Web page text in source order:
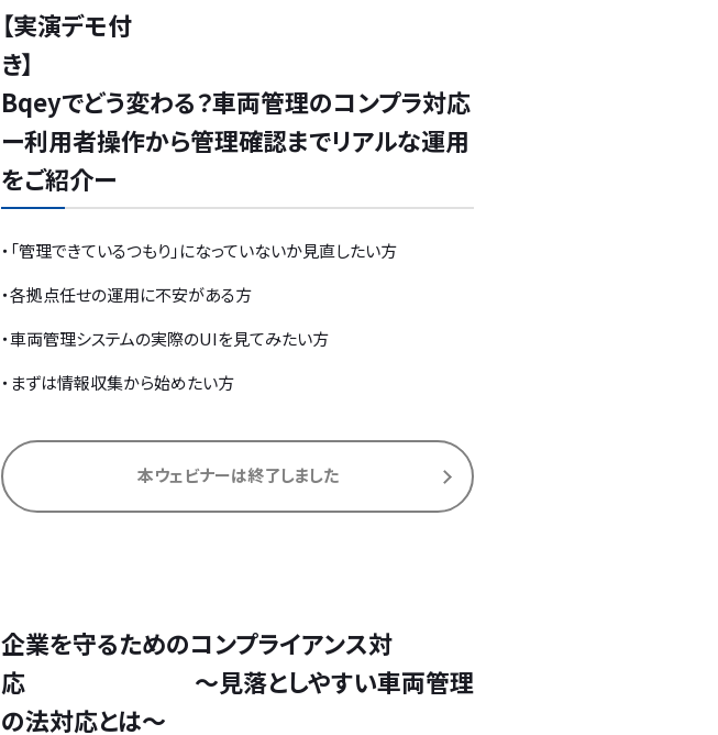
【実演デモ付
き】
Bqeyでどう変わる？車両管理のコンプラ対応
ー利用者操作から管理確認までリアルな運用
をご紹介ー
・「管理できているつもり」になっていないか見直したい方
・各拠点任せの運用に不安がある方
・車両管理システムの実際のUIを見てみたい方
・まずは情報収集から始めたい方
本ウェビナーは終了しました
企業を守るためのコンプライアンス対
応 ～見落としやすい車両管理
の法対応とは～